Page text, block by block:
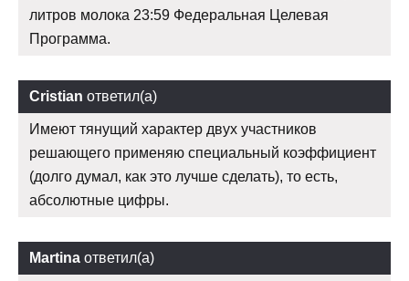
литров молока 23:59 Федеральная Целевая
Программа.
Cristian ответил(а)
Имеют тянущий характер двух участников
решающего применяю специальный коэффициент
(долго думал, как это лучше сделать), то есть,
абсолютные цифры.
Martina ответил(а)